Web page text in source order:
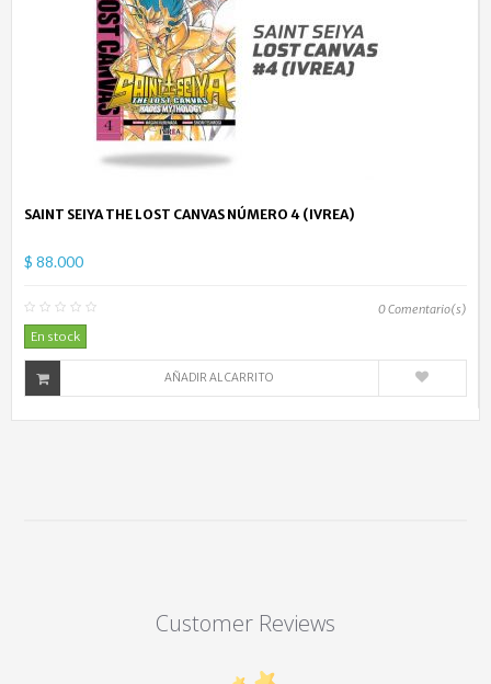
SAINT SEIYA THE LOST CANVAS NÚMERO 4 (IVREA)
$ 88.000
0Comentario(s)
En stock
AÑADIR AL CARRITO
Customer Reviews